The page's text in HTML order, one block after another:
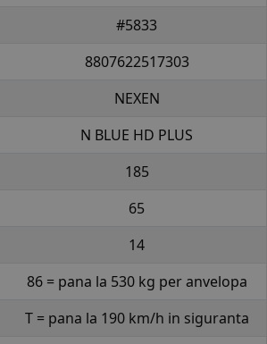
#5833
8807622517303
NEXEN
N BLUE HD PLUS
185
65
14
86 = pana la 530 kg per anvelopa
T = pana la 190 km/h in siguranta